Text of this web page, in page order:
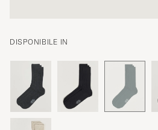
DISPONIBILE IN